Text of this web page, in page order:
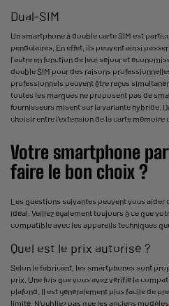
Dual-SIM
Un smartphone à double carte SIM est
pendulaires. En effet, ils peuvent ainsi
l'autre en fonction de leur séjour et
double SIM pour des raisons
professionnels peuvent être reçus
toutes les marques ne proposent pas de
fournisseurs misent sur la variante hybride.
choisir entre l'extension de la carte mémoire
Votre smartphone
faire le bon choix ?
Les questions suivantes peuvent vous aider
idéal. Veillez également toujours à ce que
compatible avec les appareils techniques
Quel est le prix autorisé ?
Selon le fabricant, les smartphones sont
prix. Une fois que vous avez vérifié la
plafond. Il est généralement plus facile de
limité. N'oubliez pas que les anciens